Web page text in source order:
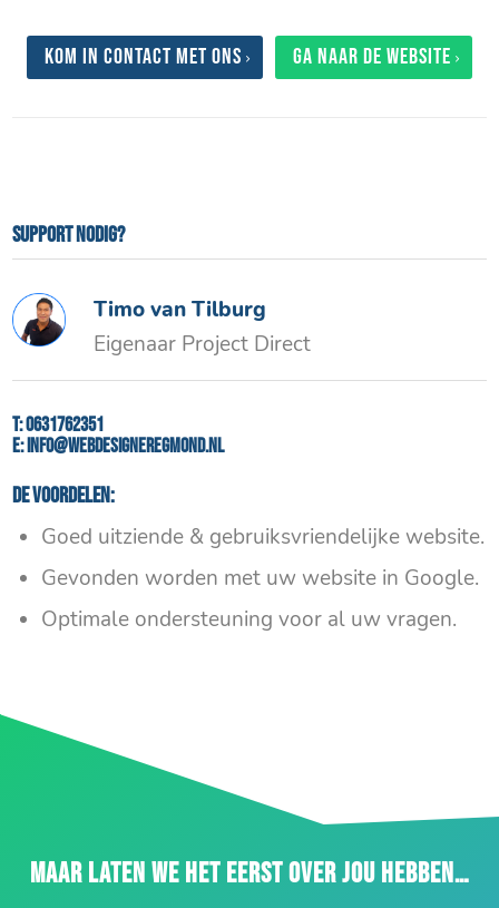
Kom in contact met ons Ga naar de website
Support nodig?
Timo van Tilburg
Eigenaar Project Direct
T:0631762351
E:info@webdesigneregmond.nl
De voordelen:
Goed uitziende & gebruiksvriendelijke website.
Gevonden worden met uw website in Google.
Optimale ondersteuning voor al uw vragen.
MAAR LATEN WE HET EERST OVER JOU HEBBEN…